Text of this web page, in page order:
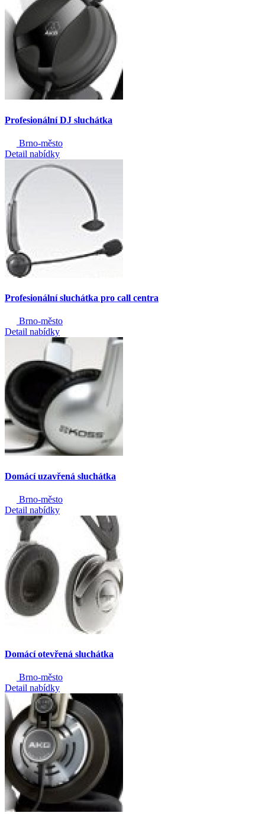
Profesionální DJ sluchátka
Brno-město
Detail nabídky
Profesionální sluchátka pro call centra
Brno-město
Detail nabídky
Domácí uzavřená sluchátka
Brno-město
Detail nabídky
Domácí otevřená sluchátka
Brno-město
Detail nabídky